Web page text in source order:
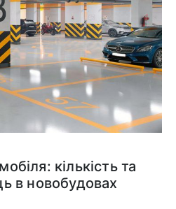
кількість та
в новобудовах